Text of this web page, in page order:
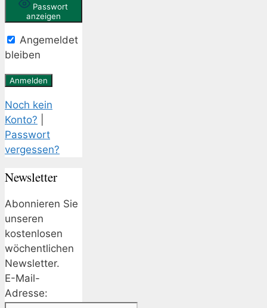
Passwort
anzeigen
Angemeldet
bleiben
Noch kein
Konto?
Passwort
vergessen?
Newsletter
Abonnieren Sie
unseren
kostenlosen
wöchentlichen
Newsletter.
E-Mail-
Adresse: